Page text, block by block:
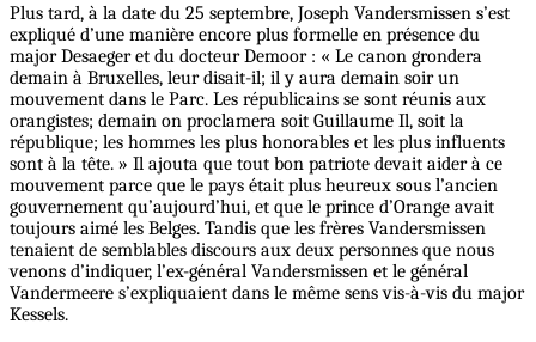
Plus tard, à la date du 25 septembre, Joseph Vandersmissen s’est
expliqué d’une manière encore plus formelle en présence du
major Desaeger et du docteur Demoor : « Le canon grondera
demain à Bruxelles, leur disait-il; il y aura demain soir un
mouvement dans le Parc. Les républicains se sont réunis aux
orangistes; demain on proclamera soit Guillaume Il, soit la
république; les hommes les plus honorables et les plus influents
sont à la tête. » Il ajouta que tout bon patriote devait aider à ce
mouvement parce que le pays était plus heureux sous l’ancien
gouvernement qu’aujourd’hui, et que le prince d’Orange avait
toujours aimé les Belges. Tandis que les frères Vandersmissen
tenaient de semblables discours aux deux personnes que nous
venons d’indiquer, l’ex-général Vandersmissen et le général
Vandermeere s’expliquaient dans le même sens vis-à-vis du major
Kessels.